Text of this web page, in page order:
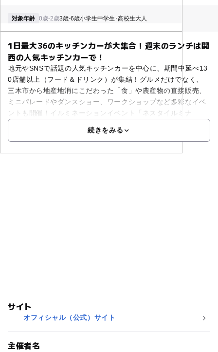
対象年齢 0歳-2歳3歳-6歳小学生中学生･高校生大人
1日最大36のキッチンカーが大集合！週末のランチは関
西の人気キッチンカーで！
地元やSNSで話題の人気キッチンカーを中心に、期間中延べ13
0店舗以上（フード＆ドリンク）が集結！グルメだけでなく、
三木市から地産地消にこだわった「食」や農産物の直接販売、
ミニパレードやダンスショー、ワークショップなど多彩なイベ
ントも開催！イルミネーションイベント「ネスタイルミナ
続きをみる
サイト
オフィシャル（公式）サイト
主催者名